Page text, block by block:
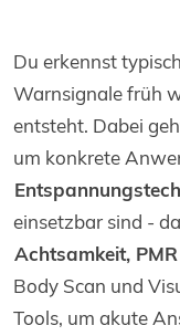
Du erkennst
Warnsignale früh
entsteht. Dabei
um konkrete
einsetzbar sind -
Achtsamkeit,
Body Scan und
Tools, um akute